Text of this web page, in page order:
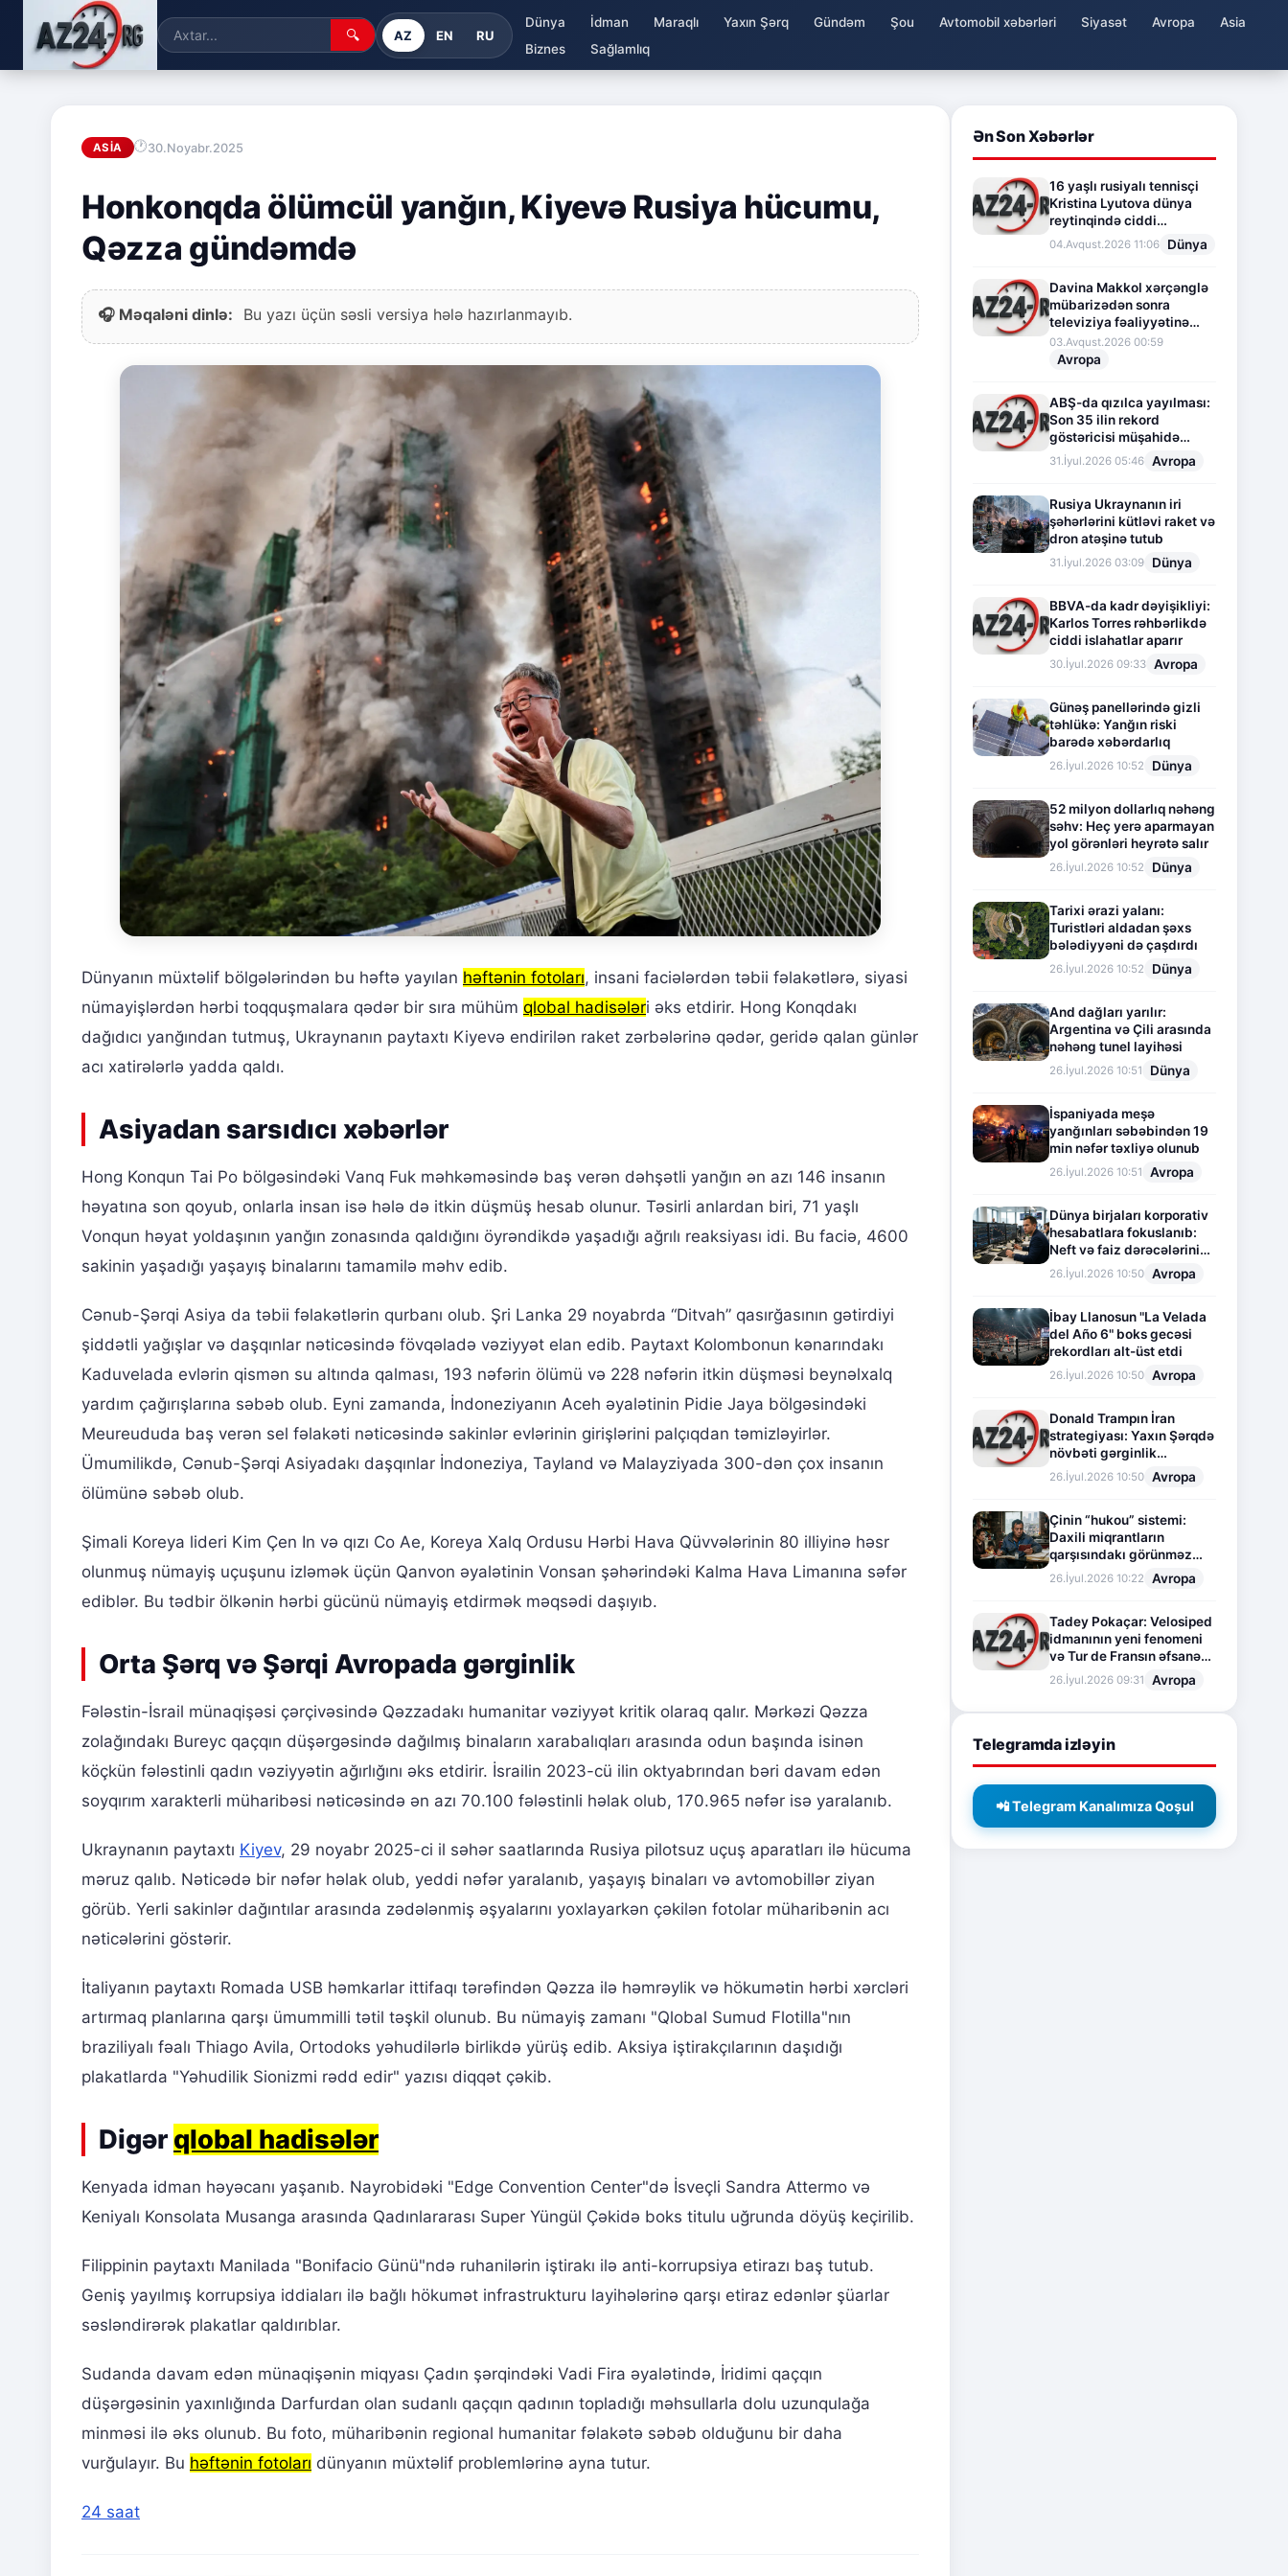
🔍 AZ EN RU
Dünya İdman Maraqlı Yaxın Şərq Gündəm Şou Avtomobil xəbərləri Siyasət Avropa
Asia
Biznes
Sağlamlıq
ASIA 30.Noyabr.2025
Honkonqda ölümcül yanğın, Kiyevə Rusiya hücumu,
Qəzza gündəmdə
🎧 Məqaləni dinlə: Bu yazı üçün səsli versiya hələ hazırlanmayıb.
Dünyanın müxtəlif bölgələrindən bu həftə yayılan həftənin fotoları, insani faciələrdən təbii fəlakətlərə, siyasi
nümayişlərdən hərbi toqquşmalara qədər bir sıra mühüm qlobal hadisələri əks etdirir. Hong Konqdakı
dağıdıcı yanğından tutmuş, Ukraynanın paytaxtı Kiyevə endirilən raket zərbələrinə qədər, geridə qalan günlər
acı xatirələrlə yadda qaldı.
Asiyadan sarsıdıcı xəbərlər
Hong Konqun Tai Po bölgəsindəki Vanq Fuk məhkəməsində baş verən dəhşətli yanğın ən azı 146 insanın
həyatına son qoyub, onlarla insan isə hələ də itkin düşmüş hesab olunur. Təsirli anlardan biri, 71 yaşlı
Vonqun həyat yoldaşının yanğın zonasında qaldığını öyrəndikdə yaşadığı ağrılı reaksiyası idi. Bu faciə, 4600
sakinin yaşadığı yaşayış binalarını tamamilə məhv edib.
Cənub-Şərqi Asiya da təbii fəlakətlərin qurbanı olub. Şri Lanka 29 noyabrda “Ditvah” qasırğasının gətirdiyi
şiddətli yağışlar və daşqınlar nəticəsində fövqəladə vəziyyət elan edib. Paytaxt Kolombonun kənarındakı
Kaduvelada evlərin qismən su altında qalması, 193 nəfərin ölümü və 228 nəfərin itkin düşməsi beynəlxalq
yardım çağırışlarına səbəb olub. Eyni zamanda, İndoneziyanın Aceh əyalətinin Pidie Jaya bölgəsindəki
Meureududa baş verən sel fəlakəti nəticəsində sakinlər evlərinin girişlərini palçıqdan təmizləyirlər.
Ümumilikdə, Cənub-Şərqi Asiyadakı daşqınlar İndoneziya, Tayland və Malayziyada 300-dən çox insanın
ölümünə səbəb olub.
Şimali Koreya lideri Kim Çen In və qızı Co Ae, Koreya Xalq Ordusu Hərbi Hava Qüvvələrinin 80 illiyinə həsr
olunmuş nümayiş uçuşunu izləmək üçün Qanvon əyalətinin Vonsan şəhərindəki Kalma Hava Limanına səfər
ediblər. Bu tədbir ölkənin hərbi gücünü nümayiş etdirmək məqsədi daşıyıb.
Orta Şərq və Şərqi Avropada gərginlik
Fələstin-İsrail münaqişəsi çərçivəsində Qəzzadakı humanitar vəziyyət kritik olaraq qalır. Mərkəzi Qəzza
zolağındakı Bureyc qaçqın düşərgəsində dağılmış binaların xarabalıqları arasında odun başında isinən
köçkün fələstinli qadın vəziyyətin ağırlığını əks etdirir. İsrailin 2023-cü ilin oktyabrından bəri davam edən
soyqırım xarakterli müharibəsi nəticəsində ən azı 70.100 fələstinli həlak olub, 170.965 nəfər isə yaralanıb.
Ukraynanın paytaxtı Kiyev, 29 noyabr 2025-ci il səhər saatlarında Rusiya pilotsuz uçuş aparatları ilə hücuma
məruz qalıb. Nəticədə bir nəfər həlak olub, yeddi nəfər yaralanıb, yaşayış binaları və avtomobillər ziyan
görüb. Yerli sakinlər dağıntılar arasında zədələnmiş əşyalarını yoxlayarkən çəkilən fotolar müharibənin acı
nəticələrini göstərir.
İtaliyanın paytaxtı Romada USB həmkarlar ittifaqı tərəfindən Qəzza ilə həmrəylik və hökumətin hərbi xərcləri
artırmaq planlarına qarşı ümummilli tətil təşkil olunub. Bu nümayiş zamanı "Qlobal Sumud Flotilla"nın
braziliyalı fəalı Thiago Avila, Ortodoks yəhudilərlə birlikdə yürüş edib. Aksiya iştirakçılarının daşıdığı
plakatlarda "Yəhudilik Sionizmi rədd edir" yazısı diqqət çəkib.
Digər qlobal hadisələr
Kenyada idman həyəcanı yaşanıb. Nayrobidəki "Edge Convention Center"də İsveçli Sandra Attermo və
Keniyalı Konsolata Musanga arasında Qadınlararası Super Yüngül Çəkidə boks titulu uğrunda döyüş keçirilib.
Filippinin paytaxtı Manilada "Bonifacio Günü"ndə ruhanilərin iştirakı ilə anti-korrupsiya etirazı baş tutub.
Geniş yayılmış korrupsiya iddiaları ilə bağlı hökumət infrastrukturu layihələrinə qarşı etiraz edənlər şüarlar
səsləndirərək plakatlar qaldırıblar.
Sudanda davam edən münaqişənin miqyası Çadın şərqindəki Vadi Fira əyalətində, İridimi qaçqın
düşərgəsinin yaxınlığında Darfurdan olan sudanlı qaçqın qadının topladığı məhsullarla dolu uzunqulağa
minməsi ilə əks olunub. Bu foto, müharibənin regional humanitar fəlakətə səbəb olduğunu bir daha
vurğulayır. Bu həftənin fotoları dünyanın müxtəlif problemlərinə ayna tutur.
24 saat
Ən Son Xəbərlər
16 yaşlı rusiyalı tennisçi
Kristina Lyutova dünya
reytinqində ciddi
irəliləyişə imza atdı
04.Avqust.2026 11:06 Dünya
Davina Makkol xərçənglə
mübarizədən sonra
televiziya fəaliyyətinə
fasilə verir
03.Avqust.2026 00:59
Avropa
ABŞ-da qızılca yayılması:
Son 35 ilin rekord
göstəricisi müşahidə
olunur
31.İyul.2026 05:46 Avropa
Rusiya Ukraynanın iri
şəhərlərini kütləvi raket və
dron atəşinə tutub
31.İyul.2026 03:09 Dünya
BBVA-da kadr dəyişikliyi:
Karlos Torres rəhbərlikdə
ciddi islahatlar aparır
30.İyul.2026 09:33 Avropa
Günəş panellərində gizli
təhlükə: Yanğın riski
barədə xəbərdarlıq
26.İyul.2026 10:52 Dünya
52 milyon dollarlıq nəhəng
səhv: Heç yerə aparmayan
yol görənləri heyrətə salır
26.İyul.2026 10:52 Dünya
Tarixi ərazi yalanı:
Turistləri aldadan şəxs
bələdiyyəni də çaşdırdı
26.İyul.2026 10:52 Dünya
And dağları yarılır:
Argentina və Çili arasında
nəhəng tunel layihəsi
26.İyul.2026 10:51 Dünya
İspaniyada meşə
yanğınları səbəbindən 19
min nəfər təxliyə olunub
26.İyul.2026 10:51 Avropa
Dünya birjaları korporativ
hesabatlara fokuslanıb:
Neft və faiz dərəcələrinin
təsiri altında cari vəziyyət
26.İyul.2026 10:50 Avropa
İbay Llanosun "La Velada
del Año 6" boks gecəsi
rekordları alt-üst etdi
26.İyul.2026 10:50 Avropa
Donald Trampın İran
strategiyası: Yaxın Şərqdə
növbəti gərginlik
mərhələsi
26.İyul.2026 10:50 Avropa
Çinin “hukou” sistemi:
Daxili miqrantların
qarşısındakı görünməz
sədd
26.İyul.2026 10:22 Avropa
Tadey Pokaçar: Velosiped
idmanının yeni fenomeni
və Tur de Fransın əfsanəvi
səhifəsi
26.İyul.2026 09:31 Avropa
Telegramda izləyin
📲 Telegram Kanalımıza Qoşul